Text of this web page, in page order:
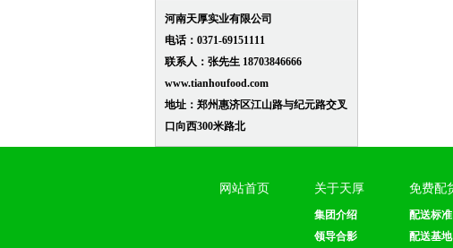
河南天厚实业有限公司
电话：0371-69151111
联系人：张先生 18703846666
www.tianhoufood.com
地址：郑州惠济区江山路与纪元路交叉
口向西300米路北
网站首页 关于天厚
集团介绍
领导合影
免费配
配送标准
配送基地